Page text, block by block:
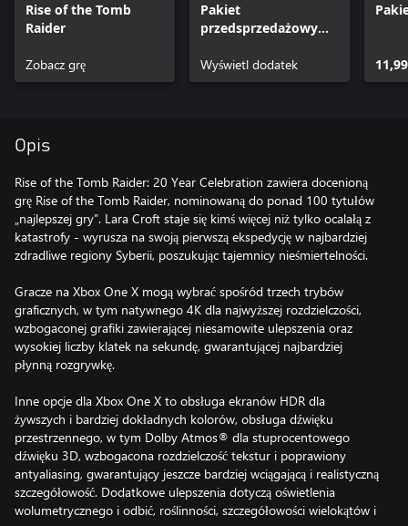
Rise of the Tomb
Raider
Zobacz grę
Pakiet
przedsprzedażowy
Wyświetl dodatek
Opis
Rise of the Tomb Raider: 20 Year Celebration zawiera docenioną
grę Rise of the Tomb Raider, nominowaną do ponad 100 tytułów
„najlepszej gry”. Lara Croft staje się kimś więcej niż tylko ocalałą z
katastrofy - wyrusza na swoją pierwszą ekspedycję w najbardziej
zdradliwe regiony Syberii, poszukując tajemnicy nieśmiertelności.
Gracze na Xbox One X mogą wybrać spośród trzech trybów
graficznych, w tym natywnego 4K dla najwyższej rozdzielczości,
wzbogaconej grafiki zawierającej niesamowite ulepszenia oraz
wysokiej liczby klatek na sekundę, gwarantującej najbardziej
płynną rozgrywkę.
Inne opcje dla Xbox One X to obsługa ekranów HDR dla
żywszych i bardziej dokładnych kolorów, obsługa dźwięku
przestrzennego, w tym Dolby Atmos® dla stuprocentowego
dźwięku 3D, wzbogacona rozdzielczość tekstur i poprawiony
antyaliasing, gwarantujący jeszcze bardziej wciągającą i realistyczną
szczegółowość. Dodatkowe ulepszenia dotyczą oświetlenia
wolumetrycznego i odbić, roślinności, szczegółowości wielokątów i